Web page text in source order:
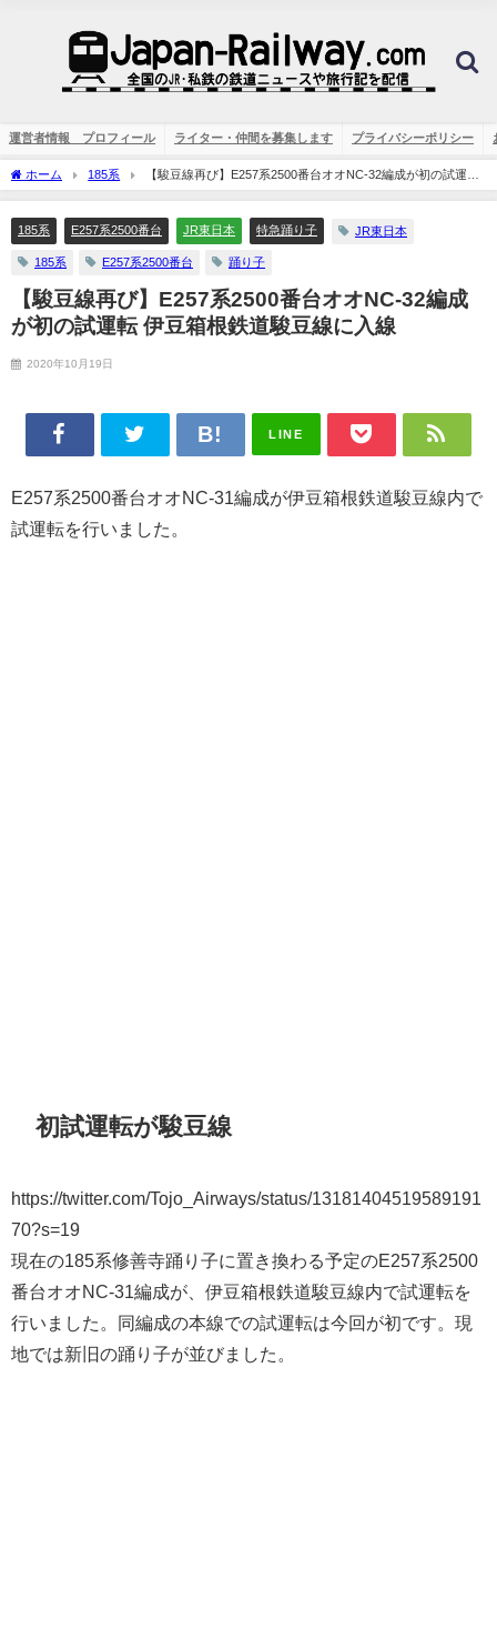
運営者情報 プロフィール ライター・仲間を募集します プライバシーポリシー
ホーム 185系
【駿豆線再び】E257系2500番台オオNC-32編成が初の試運転
伊豆箱根鉄道駿豆線に入線
185系 E257系2500番台 JR東日本 特急踊り子 JR東日本
185系 E257系2500番台 踊り子
【駿豆線再び】E257系2500番台オオNC-32編成
が初の試運転 伊豆箱根鉄道駿豆線に入線
2020年10月19日
LINE
E257系2500番台オオNC-31編成が伊豆箱根鉄道駿豆線内で
試運転を行いました。
初試運転が駿豆線
https://twitter.com/Tojo_Airways/status/13181404519589191
70?s=19
現在の185系修善寺踊り子に置き換わる予定のE257系2500
番台オオNC-31編成が、伊豆箱根鉄道駿豆線内で試運転を
行いました。同編成の本線での試運転は今回が初です。現
地では新旧の踊り子が並びました。